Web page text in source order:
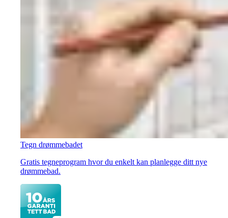
Tegn drømmebadet
Gratis tegneprogram hvor du enkelt kan planlegge ditt nye
drømmebad.